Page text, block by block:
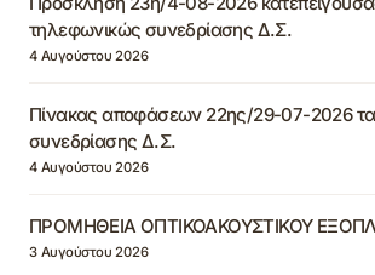
τηλεφωνικώς συνεδρίασης Δ.Σ.
4 Αυγούστου 2026
Πίνακας αποφάσεων 22ης/29-07-2026
συνεδρίασης Δ.Σ.
4 Αυγούστου 2026
ΠΡΟΜΗΘΕΙΑ ΟΠΤΙΚΟΑΚΟΥΣΤΙΚΟΥ
3 Αυγούστου 2026